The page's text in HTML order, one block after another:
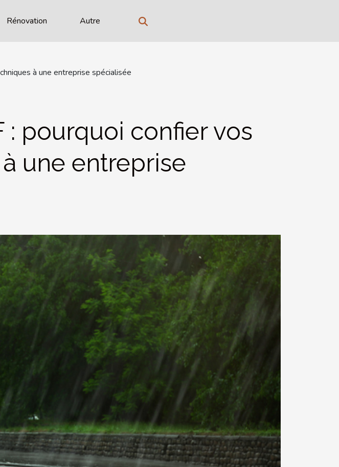
Rénovation Autre
à une entreprise spécialisée
: pourquoi confier vos
une entreprise